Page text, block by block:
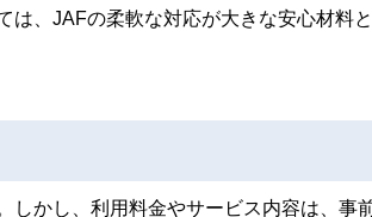
は、JAFの柔軟な対応が大きな安心材料
しかし、利用料金やサービス内容は、事